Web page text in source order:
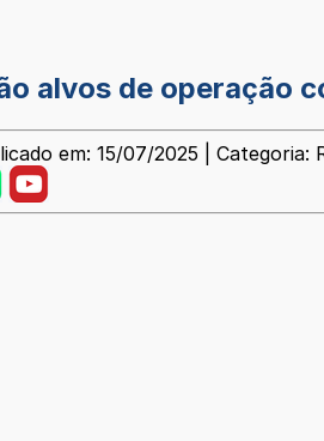
alvos de operação
em: 15/07/2025 | Categoria: